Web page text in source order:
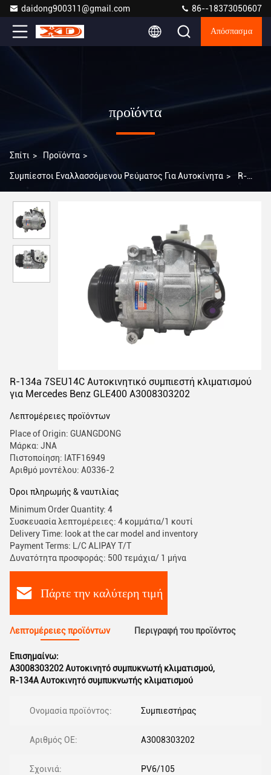
daidong900311@gmail.com 86--18373050607
Απόσπασμα
προϊόντα
Σπίτι > Προϊόντα >
Συμπίεστοι Εναλλασσόμενου Ρεύματος Για Αυτοκίνητα > R-
Mercedes Benz GLE400 A3008303202
R-134a 7SEU14C Αυτοκινητικό συμπιεστή κλιματισμού
για Mercedes Benz GLE400 A3008303202
Λεπτομέρειες προϊόντων
Place of Origin: GUANGDONG
Μάρκα: JNA
Πιστοποίηση: IATF16949
Αριθμό μοντέλου: Α0336-2
Όροι πληρωμής & ναυτιλίας
Minimum Order Quantity: 4
Συσκευασία λεπτομέρειες: 4 κομμάτια/1 κουτί
Delivery Time: look at the car model and inventory
Payment Terms: L/C ALIPAY T/T
Δυνατότητα προσφοράς: 500 τεμάχια/ 1 μήνα
Πάρτε την καλύτερη τιμή
Λεπτομέρειες προϊόντων Περιγραφή του προϊόντος
Επισημαίνω:
Α3008303202 Αυτοκινητό συμπυκνωτή κλιματισμού,
R-134A Αυτοκινητό συμπυκνωτής κλιματισμού
Ονομασία προϊόντος: Συμπιεστήρας
Αριθμός ΟΕ: Α3008303202
Σχοινιά: PV6/105